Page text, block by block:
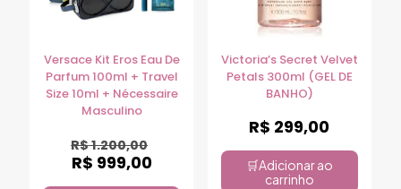
Versace Kit Eros Eau De
Parfum 100ml + Travel
Size 10ml + Nécessaire
Masculino
R$1.200,00
R$ 999,00
Victoria’s Secret Velvet
Petals 300ml (GEL DE
BANHO)
R$ 299,00
Adicionar ao
carrinho